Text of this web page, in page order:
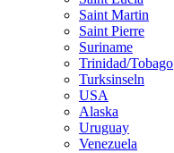
Saint Martin
Saint Pierre
Suriname
Trinidad/Tobago
Turksinseln
USA
Alaska
Uruguay
Venezuela